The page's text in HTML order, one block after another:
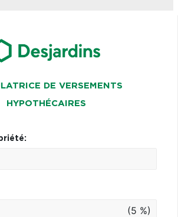
DE VERSEMENTS
HYPOTHÉCAIRES
(5 %)